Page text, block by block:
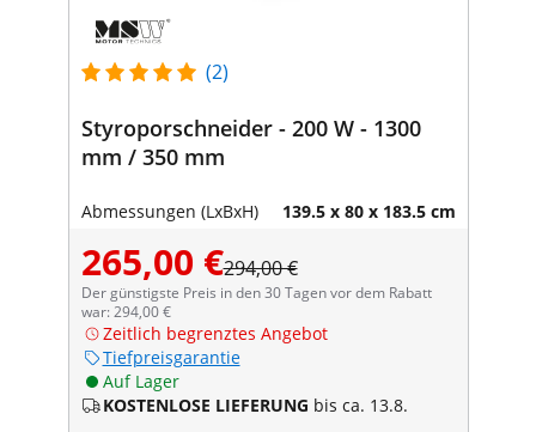
(2)
Styroporschneider - 200 W - 1300
mm / 350 mm
Abmessungen (LxBxH) 139.5 x 80 x 183.5 cm
265,00 €294,00 €
Der günstigste Preis in den 30 Tagen vor dem Rabatt
war: 294,00 €
Zeitlich begrenztes Angebot
Tiefpreisgarantie
Auf Lager
KOSTENLOSE LIEFERUNG bis ca. 13.8.